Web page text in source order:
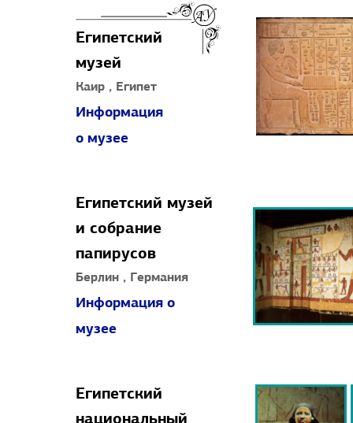
Египетский
музей
Каир , Египет
Информация
о музее
Египетский музей
и собрание
папирусов
Берлин , Германия
Информация о
музее
Египетский
национальный